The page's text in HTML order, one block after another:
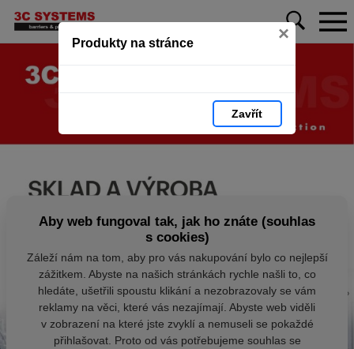
Produkty na stránce ×
Zavřít
Aby web fungoval tak, jak ho znáte (souhlas
s cookies)
Záleží nám na tom, aby pro vás nakupování bylo co nejlepší
zážitkem. Abyste na našich stránkách rychle našli to, co
hledáte, ušetřili spoustu klikání a nezobrazovaly se vám
reklamy na věci, které vás nezajímají. Abyste web viděli
v zobrazení na které jste zvyklí a nemuseli se pokaždé
přihlašovat. Proto od vás potřebujeme souhlas se